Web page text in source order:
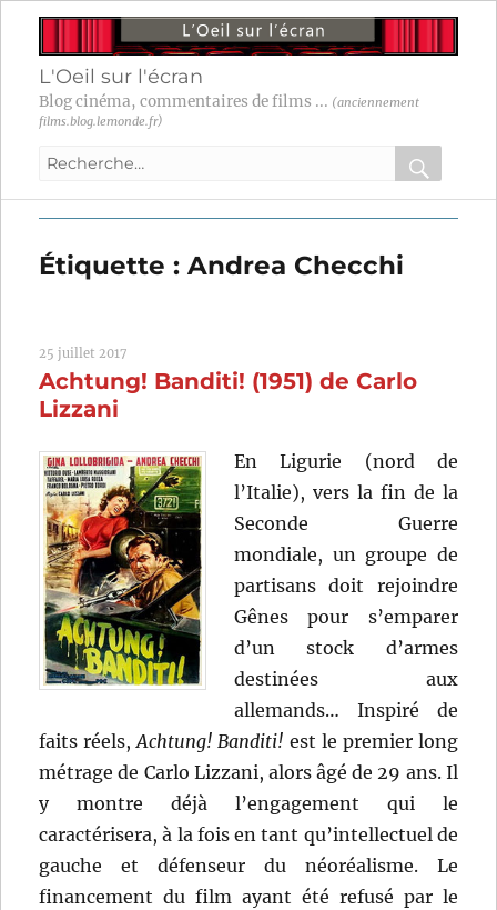
L'Oeil sur l'écran
Blog cinéma, commentaires de films ... (anciennement
films.blog.lemonde.fr)
Recherche
:
OK
Étiquette :Andrea Checchi
25 juillet 2017
Achtung! Banditi! (1951) de Carlo
Lizzani
En Ligurie (nord de
l’Italie), vers la fin de la
Seconde Guerre
mondiale, un groupe de
partisans doit rejoindre
Gênes pour s’emparer
d’un stock d’armes
destinées aux
allemands… Inspiré de
faits réels,Achtung! Banditi! est le premier long
métrage de Carlo Lizzani, alors âgé de 29 ans. Il
y montre déjà l’engagement qui le
caractérisera, à la fois en tant qu’intellectuel de
gauche et défenseur du néoréalisme. Le
financement du film ayant été refusé par le